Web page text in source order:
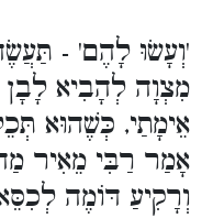
'וְעָשׂוּ לָהֶם' -
מִצְוָה לְהָבִיא לָבָן
אֵימָתַי, כְּשֶׁהוּא
אָמַר רַבִּי מֵאִיר
וְרָקִיעַ דּוֹמֶה